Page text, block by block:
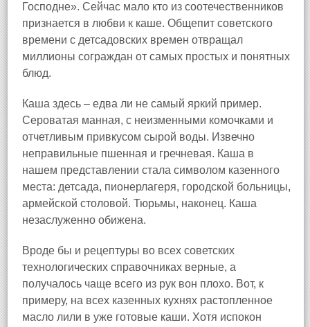
Господне». Сейчас мало кто из соотечественников
признается в любви к каше. Общепит советского
времени с детсадовских времен отвращал
миллионы сограждан от самых простых и понятных
блюд.
Каша здесь – едва ли не самый яркий пример.
Сероватая манная, с неизменными комочками и
отчетливым привкусом сырой воды. Извечно
неправильные пшенная и гречневая. Каша в
нашем представлении стала символом казенного
места: детсада, пионерлагеря, городской больницы,
армейской столовой. Тюрьмы, наконец. Каша
незаслуженно обижена.
Вроде бы и рецептуры во всех советских
технологических справочниках верные, а
получалось чаще всего из рук вон плохо. Вот, к
примеру, на всех казенных кухнях растопленное
масло лили в уже готовые каши. Хотя испокон